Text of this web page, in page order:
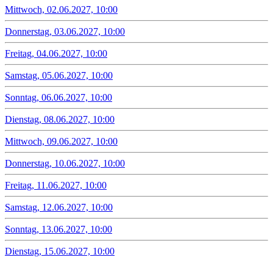
Mittwoch, 02.06.2027, 10:00
Donnerstag, 03.06.2027, 10:00
Freitag, 04.06.2027, 10:00
Samstag, 05.06.2027, 10:00
Sonntag, 06.06.2027, 10:00
Dienstag, 08.06.2027, 10:00
Mittwoch, 09.06.2027, 10:00
Donnerstag, 10.06.2027, 10:00
Freitag, 11.06.2027, 10:00
Samstag, 12.06.2027, 10:00
Sonntag, 13.06.2027, 10:00
Dienstag, 15.06.2027, 10:00